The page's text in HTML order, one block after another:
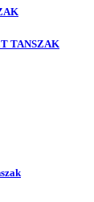
TANSZAK